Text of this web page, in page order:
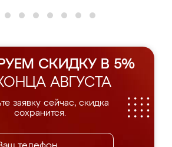
СКИДКУ В 5%
АВГУСТА
заявку сейчас, скидка
сохранится.